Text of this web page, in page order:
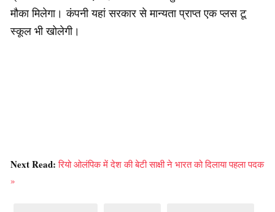
मौका मिलेगा। कंपनी यहां सरकार से मान्यता प्राप्त एक प्लस टू
स्कूल भी खोलेगी।
Next Read:रियो ओलंपिक में देश की बेटी साक्षी ने भारत को दिलाया पहला पदक
»